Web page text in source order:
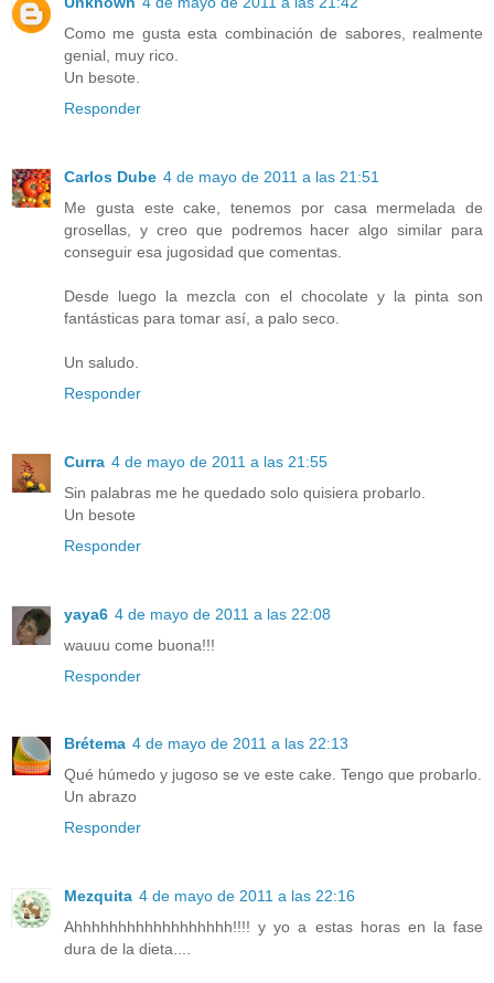
Como me gusta esta combinación de sabores, realmente
genial, muy rico.
Un besote.
Responder
Carlos Dube 4 de mayo de 2011 a las 21:51
Me gusta este cake, tenemos por casa mermelada de
grosellas, y creo que podremos hacer algo similar para
conseguir esa jugosidad que comentas.
Desde luego la mezcla con el chocolate y la pinta son
fantásticas para tomar así, a palo seco.
Un saludo.
Responder
Curra 4 de mayo de 2011 a las 21:55
Sin palabras me he quedado solo quisiera probarlo.
Un besote
Responder
yaya6 4 de mayo de 2011 a las 22:08
wauuu come buona!!!
Responder
Brétema 4 de mayo de 2011 a las 22:13
Qué húmedo y jugoso se ve este cake. Tengo que probarlo.
Un abrazo
Responder
Mezquita 4 de mayo de 2011 a las 22:16
Ahhhhhhhhhhhhhhhhhh!!!! y yo a estas horas en la fase
dura de la dieta....